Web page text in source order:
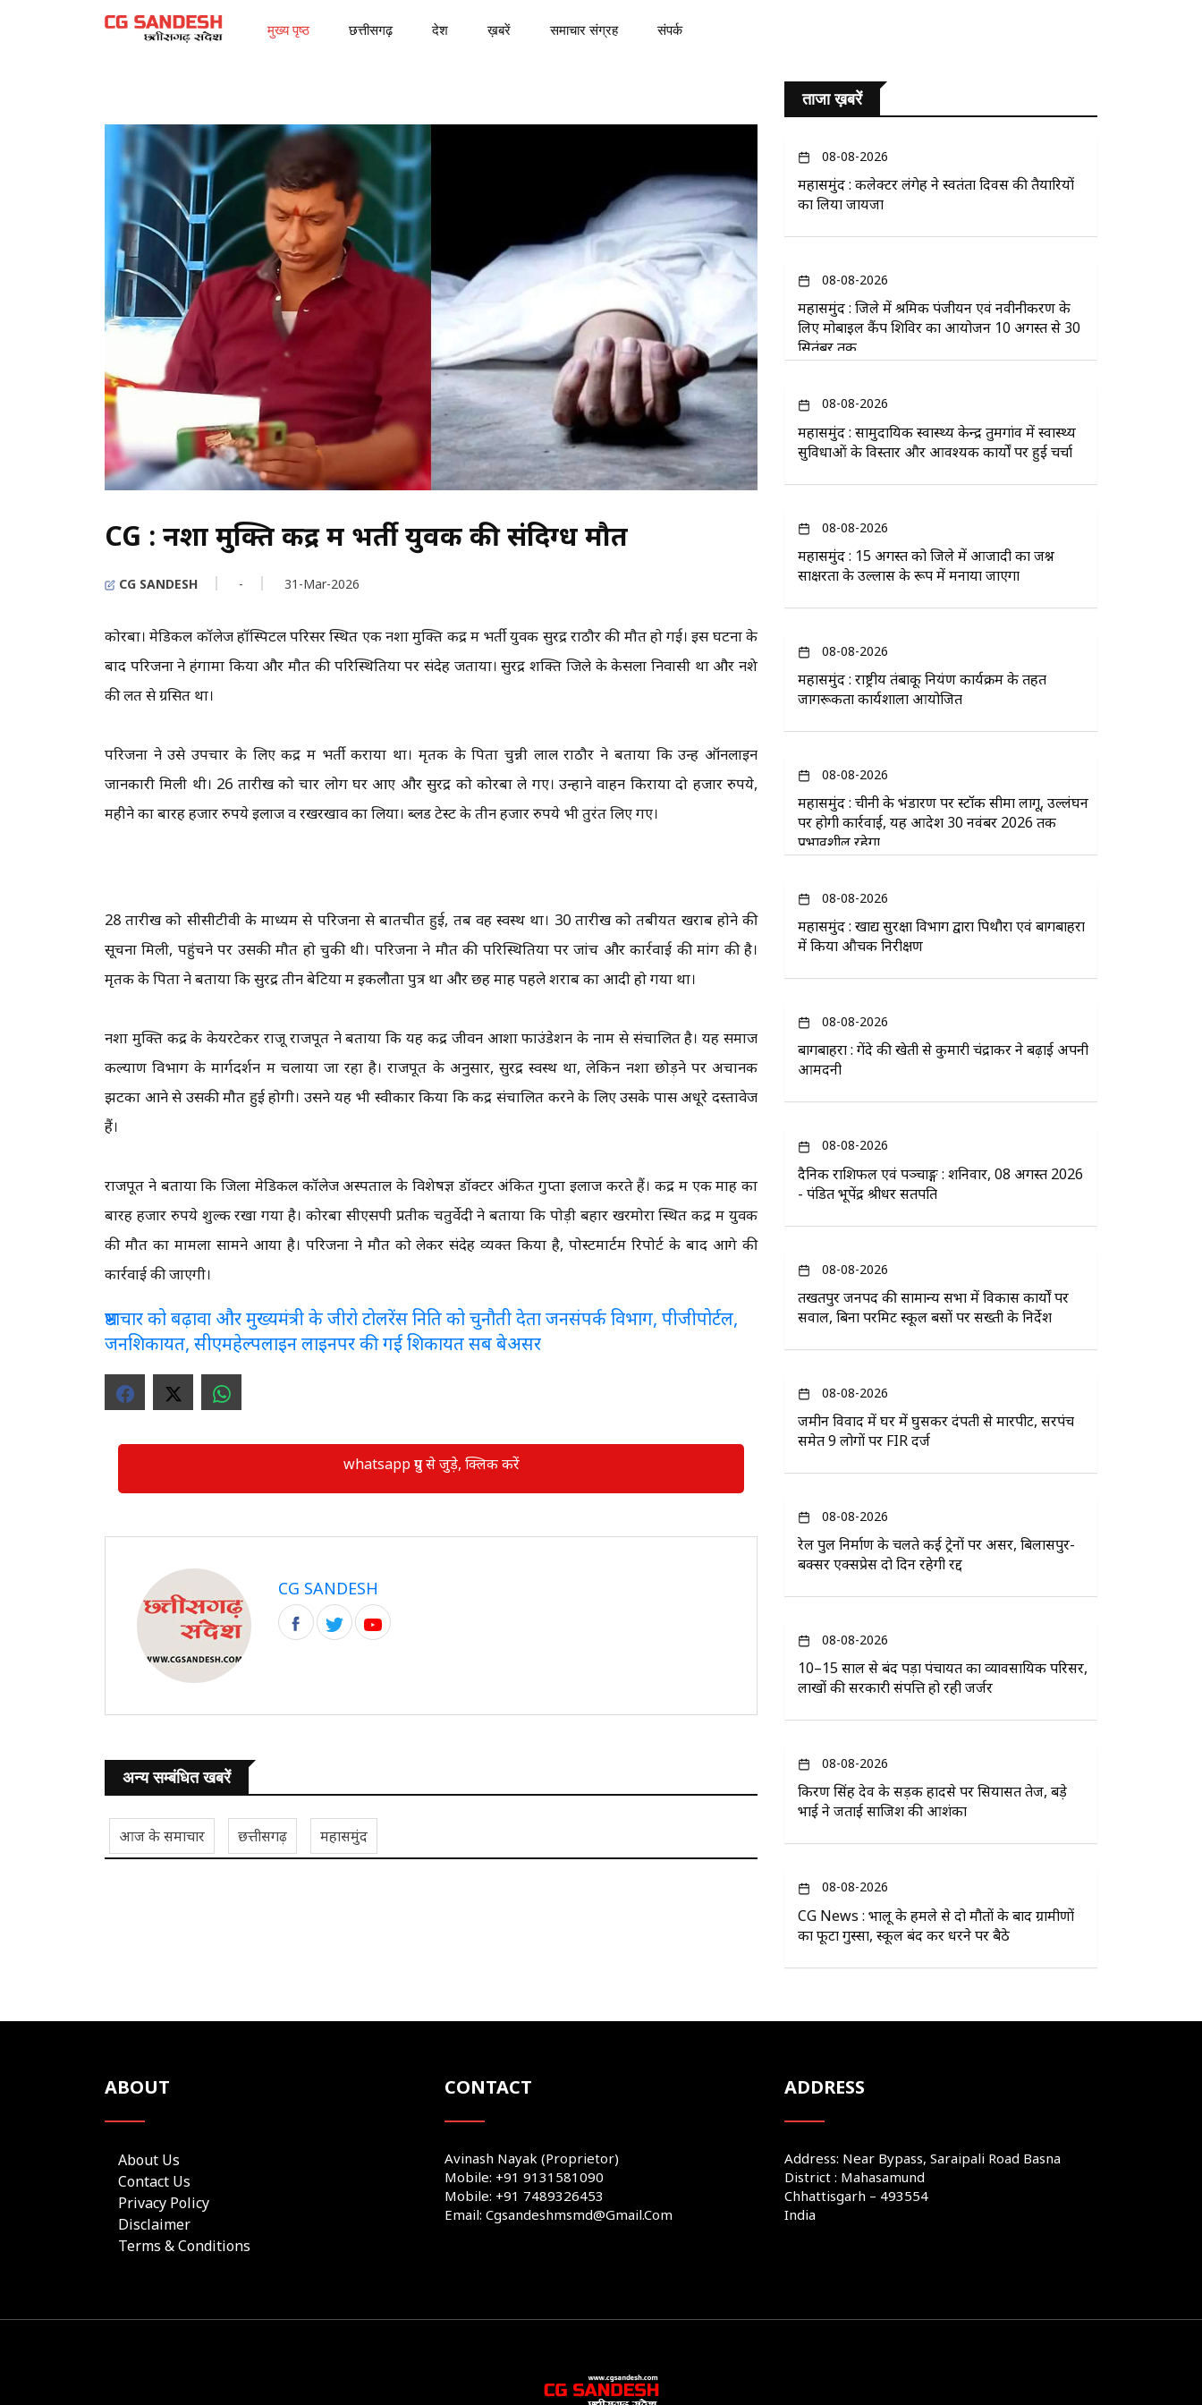
मुख्य पृष्ठ छत्तीसगढ़ देश ख़बरें समाचार संग्रह संपर्क
CG : नशा मुक्ति केंद्र में भर्ती युवक की संदिग्ध मौत
CG SANDESH - 31-Mar-2026
कोरबा। मेडिकल कॉलेज हॉस्पिटल परिसर स्थित एक नशा मुक्ति केंद्र में भर्ती युवक सुरेंद्र राठौर की मौत हो गई। इस घटना के
बाद परिजनों ने हंगामा किया और मौत की परिस्थितियों पर संदेह जताया। सुरेंद्र शक्ति जिले के केसला निवासी था और नशे
की लत से ग्रसित था।
परिजनों ने उसे उपचार के लिए केंद्र में भर्ती कराया था। मृतक के पिता चुन्नी लाल राठौर ने बताया कि उन्हें ऑनलाइन
जानकारी मिली थी। 26 तारीख को चार लोग घर आए और सुरेंद्र को कोरबा ले गए। उन्होंने वाहन किराया दो हजार रुपये,
महीने का बारह हजार रुपये इलाज व रखरखाव का लिया। ब्लड टेस्ट के तीन हजार रुपये भी तुरंत लिए गए।
28 तारीख को सीसीटीवी के माध्यम से परिजनों से बातचीत हुई, तब वह स्वस्थ था। 30 तारीख को तबीयत खराब होने की
सूचना मिली, पहुंचने पर उसकी मौत हो चुकी थी। परिजनों ने मौत की परिस्थितियों पर जांच और कार्रवाई की मांग की है।
मृतक के पिता ने बताया कि सुरेंद्र तीन बेटियों में इकलौता पुत्र था और छह माह पहले शराब का आदी हो गया था।
नशा मुक्ति केंद्र के केयरटेकर राजू राजपूत ने बताया कि यह केंद्र जीवन आशा फाउंडेशन के नाम से संचालित है। यह समाज
कल्याण विभाग के मार्गदर्शन में चलाया जा रहा है। राजपूत के अनुसार, सुरेंद्र स्वस्थ था, लेकिन नशा छोड़ने पर अचानक
झटका आने से उसकी मौत हुई होगी। उसने यह भी स्वीकार किया कि केंद्र संचालित करने के लिए उसके पास अधूरे दस्तावेज
हैं।
राजपूत ने बताया कि जिला मेडिकल कॉलेज अस्पताल के विशेषज्ञ डॉक्टर अंकित गुप्ता इलाज करते हैं। केंद्र में एक माह का
बारह हजार रुपये शुल्क रखा गया है। कोरबा सीएसपी प्रतीक चतुर्वेदी ने बताया कि पोड़ी बहार खरमोरा स्थित केंद्र में युवक
की मौत का मामला सामने आया है। परिजनों ने मौत को लेकर संदेह व्यक्त किया है, पोस्टमार्टम रिपोर्ट के बाद आगे की
कार्रवाई की जाएगी।
भ्रष्टाचार को बढ़ावा और मुख्यमंत्री के जीरो टोलरेंस निति को चुनौती देता जनसंपर्क विभाग, पीजीपोर्टल,
जनशिकायत, सीएमहेल्पलाइन लाइनपर की गई शिकायत सब बेअसर
whatsapp ग्रुप से जुड़े, क्लिक करें
CG SANDESH
अन्य सम्बंधित खबरें
आज के समाचार छत्तीसगढ़ महासमुंद
ताजा ख़बरें
08-08-2026
महासमुंद : कलेक्टर लंगेह ने स्वतंत्रता दिवस की तैयारियों
का लिया जायजा
08-08-2026
महासमुंद : जिले में श्रमिक पंजीयन एवं नवीनीकरण के
लिए मोबाइल कैंप शिविर का आयोजन 10 अगस्त से 30
सितंबर तक
08-08-2026
महासमुंद : सामुदायिक स्वास्थ्य केन्द्र तुमगांव में स्वास्थ्य
सुविधाओं के विस्तार और आवश्यक कार्यों पर हुई चर्चा
08-08-2026
महासमुंद : 15 अगस्त को जिले में आजादी का जश्न
साक्षरता के उल्लास के रूप में मनाया जाएगा
08-08-2026
महासमुंद : राष्ट्रीय तंबाकू नियंत्रण कार्यक्रम के तहत
जागरूकता कार्यशाला आयोजित
08-08-2026
महासमुंद : चीनी के भंडारण पर स्टॉक सीमा लागू, उल्लंघन
पर होगी कार्रवाई, यह आदेश 30 नवंबर 2026 तक
प्रभावशील रहेगा
08-08-2026
महासमुंद : खाद्य सुरक्षा विभाग द्वारा पिथौरा एवं बागबाहरा
में किया औचक निरीक्षण
08-08-2026
बागबाहरा : गेंदे की खेती से कुमारी चंद्राकर ने बढ़ाई अपनी
आमदनी
08-08-2026
दैनिक राशिफल एवं पञ्चाङ्ग : शनिवार, 08 अगस्त 2026
- पंडित भूपेंद्र श्रीधर सतपति
08-08-2026
तखतपुर जनपद की सामान्य सभा में विकास कार्यों पर
सवाल, बिना परमिट स्कूल बसों पर सख्ती के निर्देश
08-08-2026
जमीन विवाद में घर में घुसकर दंपती से मारपीट, सरपंच
समेत 9 लोगों पर FIR दर्ज
08-08-2026
रेल पुल निर्माण के चलते कई ट्रेनों पर असर, बिलासपुर-
बक्सर एक्सप्रेस दो दिन रहेगी रद्द
08-08-2026
10–15 साल से बंद पड़ा पंचायत का व्यावसायिक परिसर,
लाखों की सरकारी संपत्ति हो रही जर्जर
08-08-2026
किरण सिंह देव के सड़क हादसे पर सियासत तेज, बड़े
भाई ने जताई साजिश की आशंका
08-08-2026
CG News : भालू के हमले से दो मौतों के बाद ग्रामीणों
का फूटा गुस्सा, स्कूल बंद कर धरने पर बैठे
ABOUT
About Us
Contact Us
Privacy Policy
Disclaimer
Terms & Conditions
CONTACT
Avinash Nayak (Proprietor)
Mobile: +91 9131581090
Mobile: +91 7489326453
Email: Cgsandeshmsmd@gmail.com
ADDRESS
Address: Near Bypass, Saraipali Road Basna
District : Mahasamund
Chhattisgarh – 493554
India